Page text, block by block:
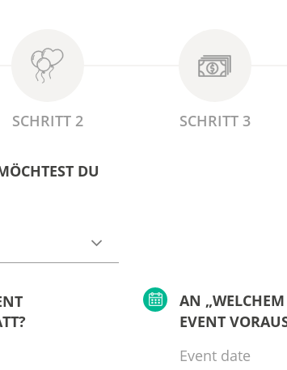
SCHRITT 2 SCHRITT 3
DU
AN
EVENT